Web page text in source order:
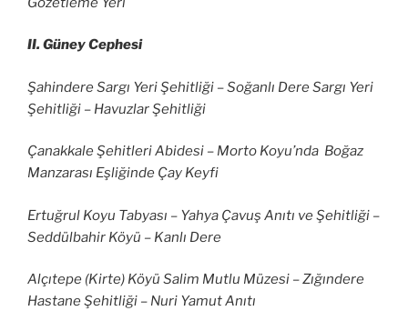
II. Güney Cephesi
Şahindere Sargı Yeri Şehitliği – Soğanlı Dere Sargı Yeri
Şehitliği – Havuzlar Şehitliği
Çanakkale Şehitleri Abidesi – Morto Koyu’nda Boğaz
Manzarası Eşliğinde Çay Keyfi
Ertuğrul Koyu Tabyası – Yahya Çavuş Anıtı ve Şehitliği –
Seddülbahir Köyü – Kanlı Dere
Alçıtepe (Kirte) Köyü Salim Mutlu Müzesi – Zığındere
Hastane Şehitliği – Nuri Yamut Anıtı